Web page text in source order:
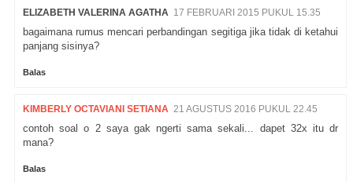
ELIZABETH VALERINA AGATHA 17 FEBRUARI 2015 PUKUL 15.35
bagaimana rumus mencari perbandingan segitiga jika tidak di ketahui
panjang sisinya?
Balas
KIMBERLY OCTAVIANI SETIANA 21 AGUSTUS 2016 PUKUL 22.45
contoh soal o 2 saya gak ngerti sama sekali... dapet 32x itu dr
mana?
Balas